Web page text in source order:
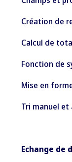
Création de
Calcul de
Fonction de
Mise en
Tri manuel
Echange de